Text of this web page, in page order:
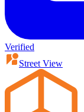
Verified
Street View